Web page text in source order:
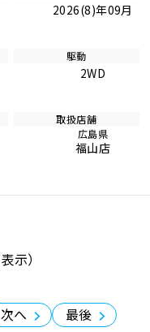
2026(8)年09月
駆動
2WD
取扱店舗
広島県
福山店
示）
次へ 最後